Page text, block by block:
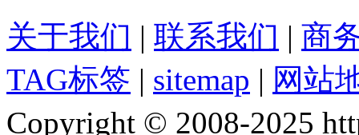
关于我们 | 联系我们 | 商
TAG标签 | sitemap | 网站
Copyright © 2008-2025